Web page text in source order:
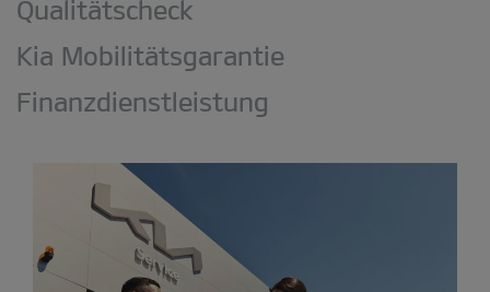
Qualitätscheck
Kia Mobilitätsgarantie
Finanzdienstleistung